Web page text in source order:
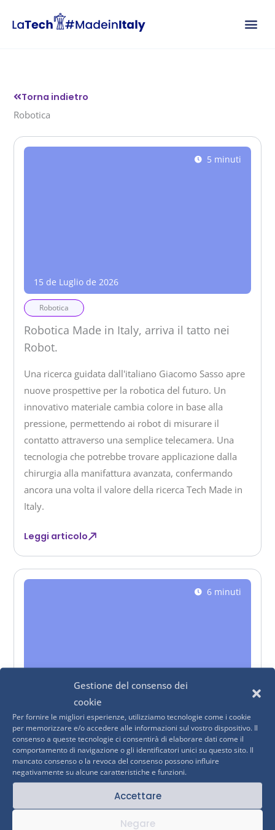
Gestione del consenso dei
cookie
Per fornire le migliori esperienze, utilizziamo tecnologie come i cookie
per memorizzare e/o accedere alle informazioni sul vostro dispositivo. Il
consenso a queste tecnologie ci consentirà di elaborare dati come il
comportamento di navigazione o gli identificatori unici su questo sito. Il
mancato consenso o la revoca del consenso possono influire
negativamente su alcune caratteristiche e funzioni.
Accettare
Negare
Torna indietro
Robotica
5 minuti
15 de Luglio de 2026
Robotica
Robotica Made in Italy, arriva il tatto nei
Robot.
Una ricerca guidata dall'italiano Giacomo Sasso apre
nuove prospettive per la robotica del futuro. Un
innovativo materiale cambia colore in base alla
pressione, permettendo ai robot di misurare il
contatto attraverso una semplice telecamera. Una
tecnologia che potrebbe trovare applicazione dalla
chirurgia alla manifattura avanzata, confermando
ancora una volta il valore della ricerca Tech Made in
Italy.
Leggi articolo
6 minuti
14 de Maggio de 2026
Robotica
Robotica e Deep Tech, il Tech Made in Italy
che innova, dove pochi guardano
L'Italia è il secondo mercato europeo della robotica e
nel 2025 il deep tech è diventato per la prima volta il